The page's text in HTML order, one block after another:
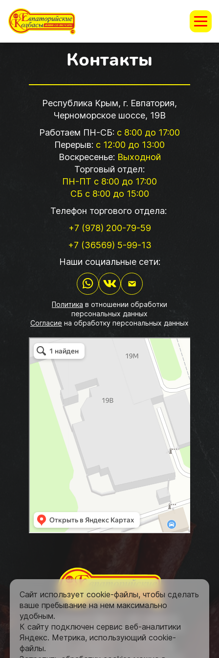
Контакты
Республика Крым, г. Евпатория,
Черноморское шоссе, 19В
Работаем ПН-СБ: с 8:00 до 17:00
Перерыв: с 12:00 до 13:00
Воскресенье: Выходной
Торговый отдел:
ПН-ПТ с 8:00 до 17:00
СБ с 8:00 до 15:00
Телефон торгового отдела:
+7 (978) 200-79-59
+7 (36569) 5-99-13
Наши социальные сети:
Политика в отношении обработки
персональных данных
Согласие на обработку персональных данных
СП Евпаторийские колбасы
Пищевое сырьё в Евпатории
Все материалы данного сайта являются
объектами авторского права (в том числе
дизайн). Запрещается копирование,
копирования на другие сайты и ресурсы в
Сайт использует cookie-файлы, чтобы сделать
ваше пребывание на нем максимально
удобным.
К cайту подключен сервис веб-аналитики
Яндекс. Метрика, использующий cookie-
файлы.